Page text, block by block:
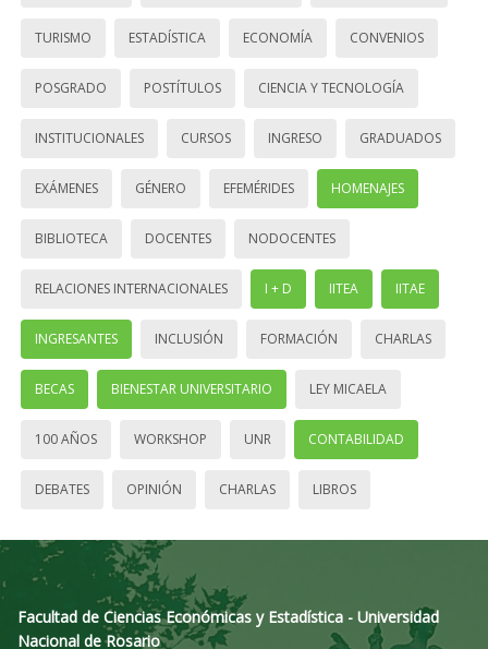
TURISMO ESTADÍSTICA ECONOMÍA CONVENIOS
POSGRADO POSTÍTULOS CIENCIA Y TECNOLOGÍA
INSTITUCIONALES CURSOS INGRESO GRADUADOS
EXÁMENES GÉNERO EFEMÉRIDES HOMENAJES
BIBLIOTECA DOCENTES NODOCENTES
RELACIONES INTERNACIONALES I + D IITEA IITAE
INGRESANTES INCLUSIÓN FORMACIÓN CHARLAS
BECAS BIENESTAR UNIVERSITARIO LEY MICAELA
100 AÑOS WORKSHOP UNR CONTABILIDAD
DEBATES OPINIÓN CHARLAS LIBROS
Facultad de Ciencias Económicas y Estadística - Universidad
Nacional de Rosario